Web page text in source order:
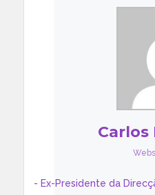
Carlos
- Ex-Presidente da